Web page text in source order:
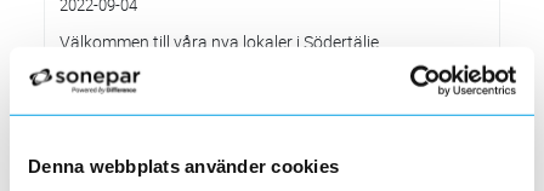
Denna webbplats använder cookies
2022-09-04
Välkommen till våra nya lokaler i Södertälje
2022-05-31
Den 1 juni har vi ny adress i Södertälje